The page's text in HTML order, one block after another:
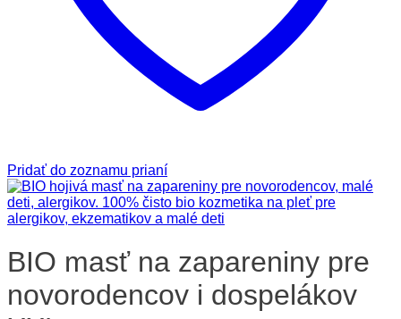
Pridať do zoznamu prianí
BIO masť na zapareniny pre
novorodencov i dospelákov